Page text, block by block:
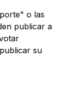
o las
publicar a
su